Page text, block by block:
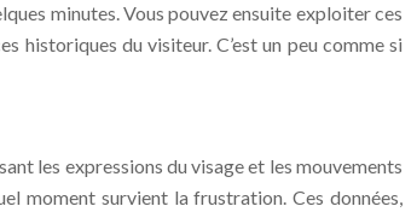
minutes. Vous pouvez ensuite exploiter ces
historiques du visiteur. C’est un peu comme si
les expressions du visage et les mouvements
moment survient la frustration. Ces données,